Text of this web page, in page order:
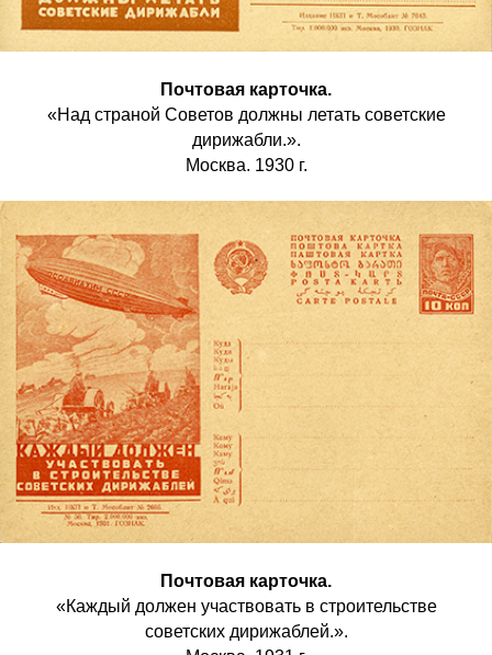
Почтовая карточка.
«Над страной Советов должны летать советские
дирижабли.».
Москва. 1930 г.
Почтовая карточка.
«Каждый должен участвовать в строительстве
советских дирижаблей.».